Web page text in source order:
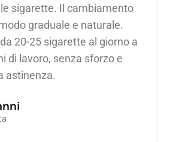
sigarette. Il cambiamento
graduale e naturale.
20-25 sigarette al giorno a
di lavoro, senza sforzo e
astinenza.